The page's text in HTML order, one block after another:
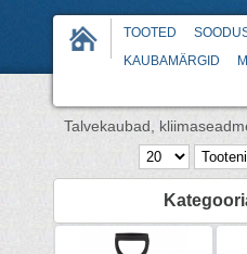
TOOTED
KAUBAMÄRGID
Talvekaubad,